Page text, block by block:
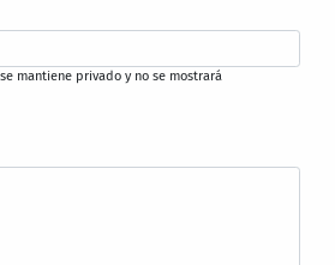
mantiene privado y no se mostrará